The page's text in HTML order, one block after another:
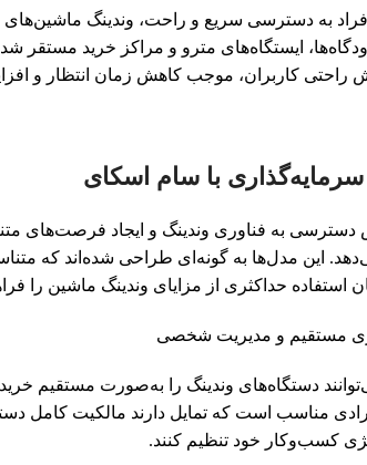
به دسترسی سریع و راحت، وندینگ
ایستگاه‌های مترو و مراکز خرید مستقر
راحتی کاربران، موجب کاهش زمان انتظار و
با سام اسکای
به فناوری وندینگ و ایجاد فرصت‌های
این مدل‌ها به گونه‌ای طراحی شده‌اند که
حداکثری از مزایای وندینگ ماشین را
مستقیم و مدیریت شخصی
دستگاه‌های وندینگ را به‌صورت مستقیم
مناسب است که تمایل دارند مالکیت کامل
کسب‌وکار خود تنظیم کنند.